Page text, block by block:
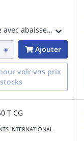
Ballast électronique avec abaissement de puissance de 22h à 6h pour lampe sodium haute pression 70W.
Ajouter
voir vos prix
INTERNATIONAL